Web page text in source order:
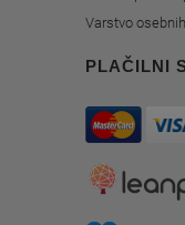
Varstvo
PLAČILNI